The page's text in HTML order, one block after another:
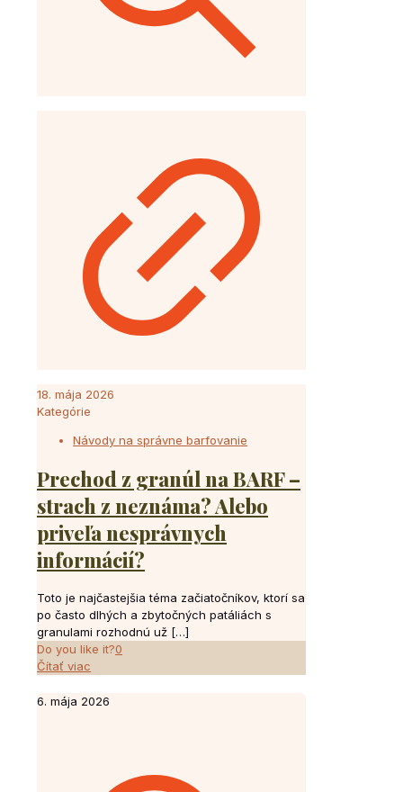
18. mája 2026
Kategórie
Návody na správne barfovanie
Prechod z granúl na BARF –
strach z neznáma? Alebo
priveľa nesprávnych
informácií?
Toto je najčastejšia téma začiatočníkov, ktorí sa
po často dlhých a zbytočných patáliách s
granulami rozhodnú už […]
Do you like it?0
Čítať viac
6. mája 2026